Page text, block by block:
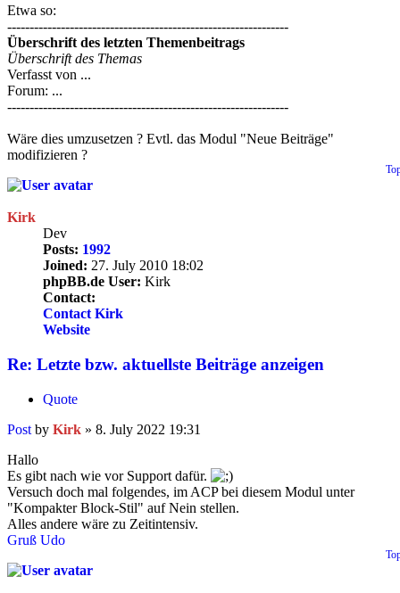
Etwa so:
---------------------------------------------------------------
Überschrift des letzten Themenbeitrags
Überschrift des Themas
Verfasst von ...
Forum: ...
---------------------------------------------------------------
Wäre dies umzusetzen ? Evtl. das Modul "Neue Beiträge"
modifizieren ?
Kirk
Dev
Posts: 1992
Joined: 27. July 2010 18:02
phpBB.de User: Kirk
Contact:
Contact Kirk
Website
Re: Letzte bzw. aktuellste Beiträge anzeigen
Quote
Post by Kirk » 8. July 2022 19:31
Hallo
Es gibt nach wie vor Support dafür.
Versuch doch mal folgendes, im ACP bei diesem Modul unter
"Kompakter Block-Stil" auf Nein stellen.
Alles andere wäre zu Zeitintensiv.
Gruß Udo